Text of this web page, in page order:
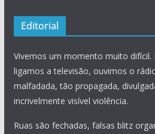
Editorial
Vivemos um momento muito difícil.
ligamos a televisão, ouvimos o
malfadada, tão propagada,
incrivelmente visível violência.
Ruas são fechadas, falsas blitz